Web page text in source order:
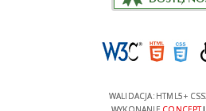
WALIDACJA: HTML5+